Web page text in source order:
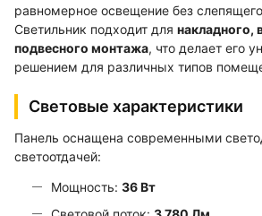
равномерное освещение без
Светильник подходит для накладного,
подвесного монтажа, что делает его
решением для различных типов
Световые характеристики
Панель оснащена современными
светоотдачей:
Мощность: 36 Вт